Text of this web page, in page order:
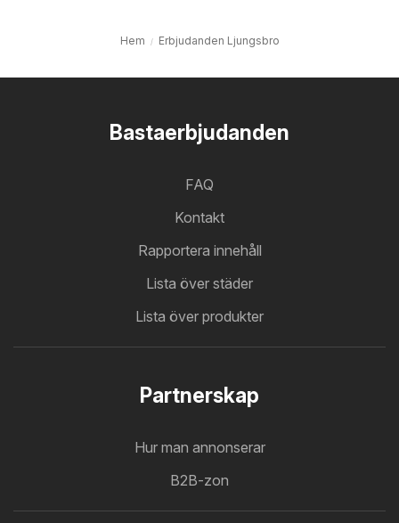
Hem Erbjudanden Ljungsbro
Bastaerbjudanden
FAQ
Kontakt
Rapportera innehåll
Lista över städer
Lista över produkter
Partnerskap
Hur man annonserar
B2B-zon